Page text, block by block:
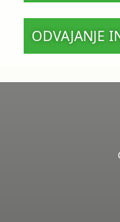
ODVAJANJE